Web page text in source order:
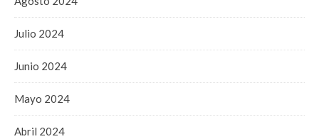
Julio 2024
Junio 2024
Mayo 2024
Abril 2024